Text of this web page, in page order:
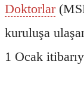
Doktorlar
kuruluşa
1 Ocak